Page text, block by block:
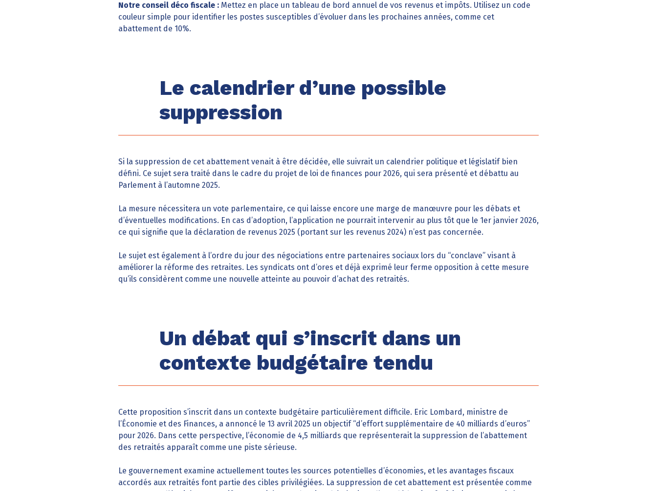
Notre conseil déco fiscale : Mettez en place un tableau de bord annuel de vos revenus et impôts. Utilisez un code
couleur simple pour identifier les postes susceptibles d’évoluer dans les prochaines années, comme cet
abattement de 10%.
Le calendrier d’une possible
suppression
Si la suppression de cet abattement venait à être décidée, elle suivrait un calendrier politique et législatif bien
défini. Ce sujet sera traité dans le cadre du projet de loi de finances pour 2026, qui sera présenté et débattu au
Parlement à l’automne 2025.
La mesure nécessitera un vote parlementaire, ce qui laisse encore une marge de manœuvre pour les débats et
d’éventuelles modifications. En cas d’adoption, l’application ne pourrait intervenir au plus tôt que le 1er janvier 2026,
ce qui signifie que la déclaration de revenus 2025 (portant sur les revenus 2024) n’est pas concernée.
Le sujet est également à l’ordre du jour des négociations entre partenaires sociaux lors du “conclave” visant à
améliorer la réforme des retraites. Les syndicats ont d’ores et déjà exprimé leur ferme opposition à cette mesure
qu’ils considèrent comme une nouvelle atteinte au pouvoir d’achat des retraités.
Un débat qui s’inscrit dans un
contexte budgétaire tendu
Cette proposition s’inscrit dans un contexte budgétaire particulièrement difficile. Eric Lombard, ministre de
l’Économie et des Finances, a annoncé le 13 avril 2025 un objectif “d’effort supplémentaire de 40 milliards d’euros”
pour 2026. Dans cette perspective, l’économie de 4,5 milliards que représenterait la suppression de l’abattement
des retraités apparaît comme une piste sérieuse.
Le gouvernement examine actuellement toutes les sources potentielles d’économies, et les avantages fiscaux
accordés aux retraités font partie des cibles privilégiées. La suppression de cet abattement est présentée comme